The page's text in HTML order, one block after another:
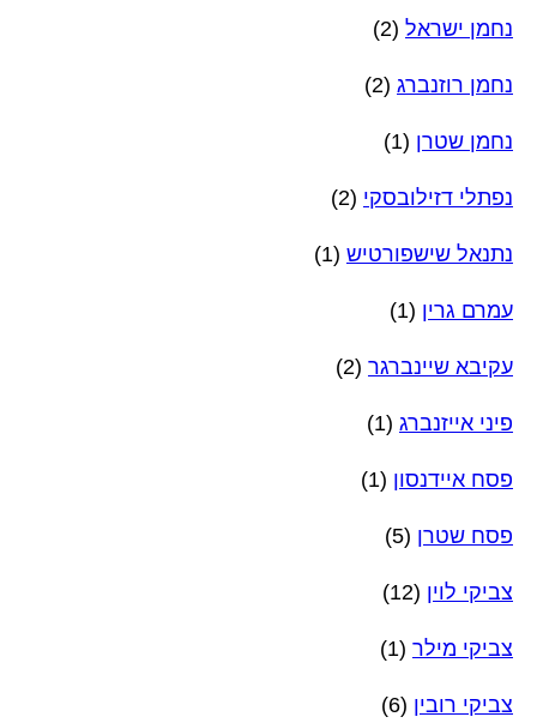
נחמן ישראל (2)
נחמן רוזנברג (2)
נחמן שטרן (1)
נפתלי דזילובסקי (2)
נתנאל שישפורטיש (1)
עמרם גרין (1)
עקיבא שיינברגר (2)
פיני אייזנברג (1)
פסח איידנסון (1)
פסח שטרן (5)
צביקי לוין (12)
צביקי מילר (1)
צביקי רובין (6)